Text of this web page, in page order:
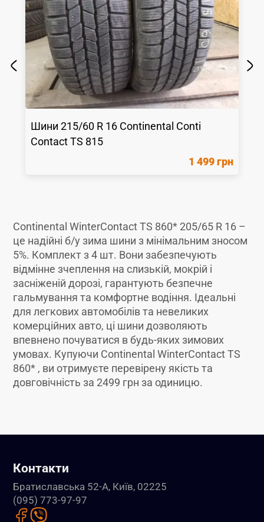
Шини215/60 R 16 Continental Conti
Contact TS 815
1 499 грн
Continental WinterContact TS 860* 205/65 R 16 –
це надійні б/у зима шини з мінімальним зносом
5%. Комплект з 4 шт. Вони забезпечують
відмінне зчеплення на слизькій, мокрій і
засніженій дорозі, гарантують безпечне
гальмування та комфортне водіння. Ідеальні
для легкових автомобілів та невеликих
комерційних авто, ці шини дозволяють
впевнено почуватися в будь-яких зимових
умовах. Купуючи Continental WinterContact TS
860* , ви отримуєте перевірену якість та
довговічність за 2499 грн за одиницю.
Контакти
Братиславська 52-А, Київ, 02225
(095) 773-97-97